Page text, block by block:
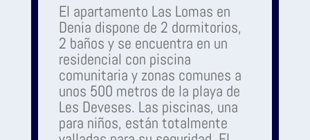
El apartamento Las Lomas en
Denia dispone de 2 dormitorios,
2 baños y se encuentra en un
residencial con piscina
comunitaria y zonas comunes a
unos 500 metros de la playa de
Les Deveses. Las piscinas, una
para niños, están totalmente